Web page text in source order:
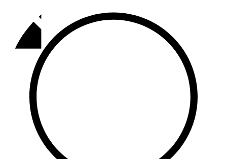
92,9 FM
Базарлы матак
107,1 FM
Балык бистәсе
104,9 FM
Баулы
107,5 FM